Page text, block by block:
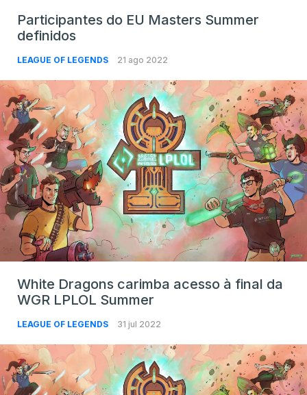
Participantes do EU Masters Summer
definidos
LEAGUE OF LEGENDS 21 ago 2022
White Dragons carimba acesso à final da
WGR LPLOL Summer
LEAGUE OF LEGENDS 31 jul 2022